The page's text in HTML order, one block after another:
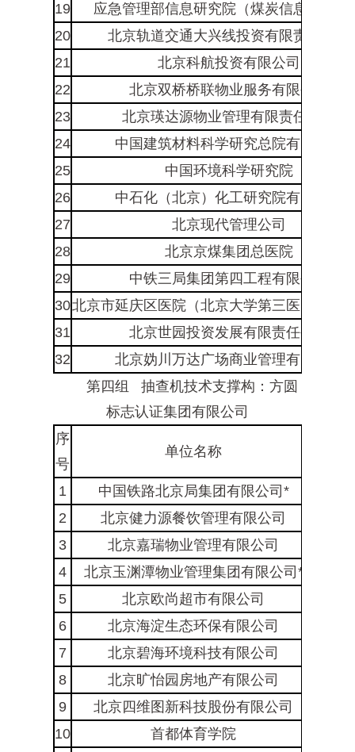
19
应急管理部信息研究院（煤炭信息研究院
20
北京轨道交通大兴线投资有限责任公司
21
北京科航投资有限公司
22
北京双桥桥联物业服务有限公司
23
北京瑛达源物业管理有限责任公司
24
中国建筑材料科学研究总院有限公司
25
中国环境科学研究院
26
中石化（北京）化工研究院有限公司
27
北京现代管理公司
28
北京京煤集团总医院
29
中铁三局集团第四工程有限公司
30北京市延庆区医院（北京大学第三医院延庆
31
北京世园投资发展有限责任公司
32
北京妫川万达广场商业管理有限公司
第四组 抽查机技术支撑构：方圆
标志认证集团有限公司
序
号
单位名称
1 中国铁路北京局集团有限公司*
2
北京健力源餐饮管理有限公司
3
北京嘉瑞物业管理有限公司
4
北京玉渊潭物业管理集团有限公司*
5
北京欧尚超市有限公司
6
北京海淀生态环保有限公司
7
北京碧海环境科技有限公司
8
北京旷怡园房地产有限公司
9
北京四维图新科技股份有限公司
10
首都体育学院